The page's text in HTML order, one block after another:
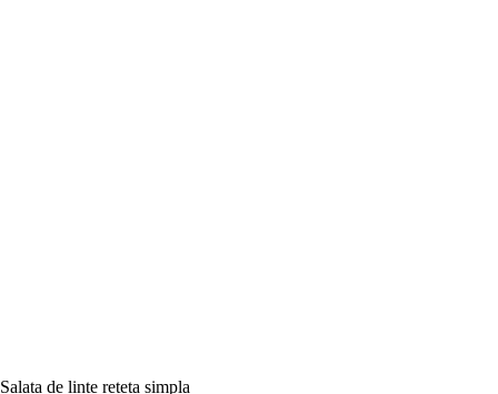
Salata de linte reteta simpla